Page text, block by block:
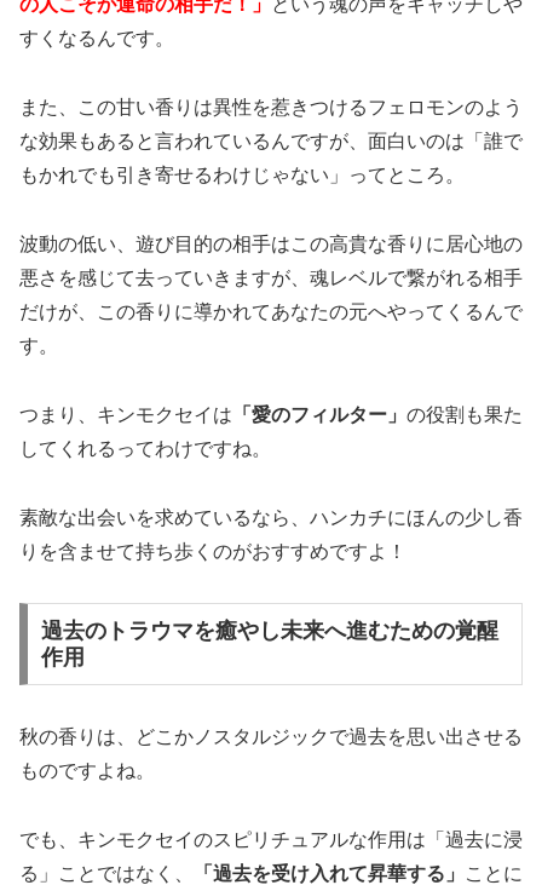
の人こそが運命の相手だ！」 という魂の声をキャッチしや
すくなるんです。
また、この甘い香りは異性を惹きつけるフェロモンのよう
な効果もあると言われているんですが、面白いのは「誰で
もかれでも引き寄せるわけじゃない」ってところ。
波動の低い、遊び目的の相手はこの高貴な香りに居心地の
悪さを感じて去っていきますが、魂レベルで繋がれる相手
だけが、この香りに導かれてあなたの元へやってくるんで
す。
つまり、キンモクセイは 「愛のフィルター」 の役割も果た
してくれるってわけですね。
素敵な出会いを求めているなら、ハンカチにほんの少し香
りを含ませて持ち歩くのがおすすめですよ！
過去のトラウマを癒やし未来へ進むための覚醒
作用
秋の香りは、どこかノスタルジックで過去を思い出させる
ものですよね。
でも、キンモクセイのスピリチュアルな作用は「過去に浸
る」ことではなく、
「過去を受け入れて昇華する」
ことに